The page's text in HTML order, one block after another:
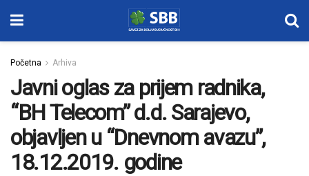
Početna Arhiva
Javni oglas za prijem radnika,
“BH Telecom” d.d. Sarajevo,
objavljen u “Dnevnom avazu”,
18.12.2019. godine